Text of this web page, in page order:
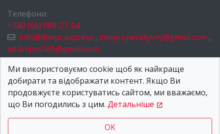
Телефони:
+380 (66) 068-21-04
info@dnepr.express , dneproperatyvny@gmail.com ,
ad.dnipro365@gmail.com
НОВИНИ ДНІПРА
ПРО НАС
КОНТАКТИ
Ми використовуємо cookie щоб як найкраще
добирати та відображати контент. Якщо Ви
продовжуєте користуватись сайтом, ми вважаємо,
що Ви погодились з цим. Детальніше
OK